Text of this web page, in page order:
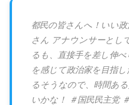
都民の皆さんへ！いい
さん アナウンサーとし
るも、直接手を差し伸
を感じて政治家を目指
るそうなので、時間あ
いかな！ ＃国民民主党